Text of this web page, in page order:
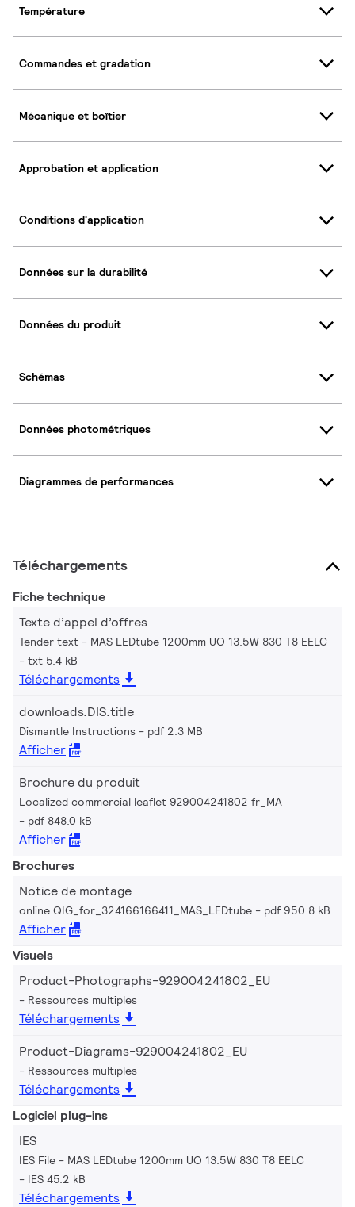
Température
Commandes et gradation
Mécanique et boîtier
Approbation et application
Conditions d'application
Données sur la durabilité
Données du produit
Schémas
Données photométriques
Diagrammes de performances
Téléchargements
Fiche technique
Texte d’appel d’offres
Tender text - MAS LEDtube 1200mm UO 13.5W 830 T8 EELC
txt 5.4 kB
Téléchargements
downloads.DIS.title
Dismantle Instructions pdf 2.3 MB
Afficher
Brochure du produit
Localized commercial leaflet 929004241802 fr_MA
pdf 848.0 kB
Afficher
Brochures
Notice de montage
online QIG_for_324166166411_MAS_LEDtube pdf 950.8 kB
Afficher
Visuels
Product-Photographs-929004241802_EU
Ressources multiples
Téléchargements
Product-Diagrams-929004241802_EU
Ressources multiples
Téléchargements
Logiciel plug-ins
IES
IES File - MAS LEDtube 1200mm UO 13.5W 830 T8 EELC
IES 45.2 kB
Téléchargements